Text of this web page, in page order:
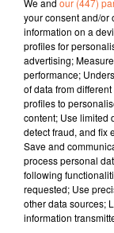
16 octobre
JOURNAL DU
Fabien Gazeau
L'info près de
Présenté par
- La Passerelle
le handicap de
vendredi.
- La société
international
We and our (447)
your consent and/or
information on a
profiles for
advertising;
performance;
of data from
profiles to
content; Use limited
detect fraud, and fix
Save and
process personal
following
requested; Use
other data sources;
information